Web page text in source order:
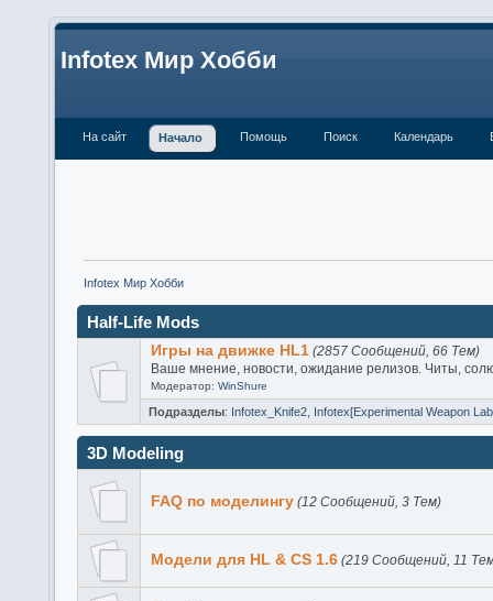
Infotex Мир Хобби
На сайт Начало Помощь Поиск Календарь
Infotex Мир Хобби
Half-Life Mods
Игры на движке HL1 (2857 Сообщений, 66 Тем)
Ваше мнение, новости, ожидание релизов. Читы,
Модератор: WinShure
Подразделы: Infotex_Knife2 Infotex[Experimental Weapon
3D Modeling
FAQ по моделингу (12 Сообщений, 3 Тем)
Модели для HL & CS 1.6 (219 Сообщений, 11